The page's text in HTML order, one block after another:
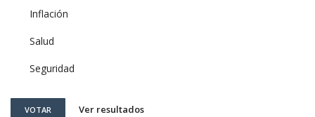
Inflación
Salud
Seguridad
VOTAR Ver resultados